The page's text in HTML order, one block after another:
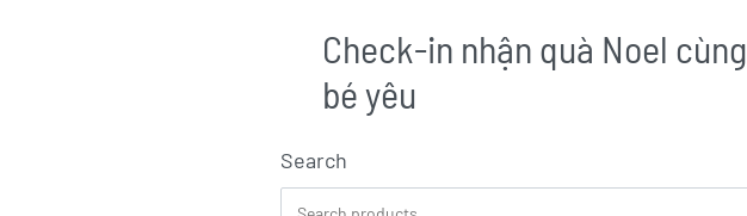
Check-in nhận quà Noel cùng
bé yêu
Search